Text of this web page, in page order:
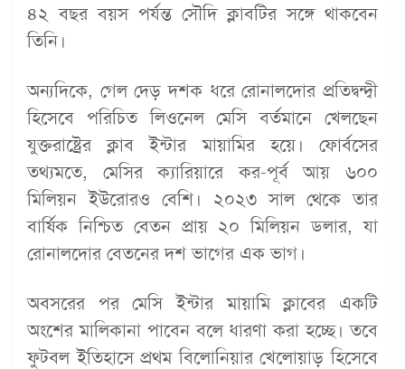
৪২ বছর বয়স পর্যন্ত সৌদি ক্লাবটির সঙ্গে থাকবেন
তিনি।
অন্যদিকে, গেল দেড় দশক ধরে রোনালদোর প্রতিদ্বন্দ্বী
হিসেবে পরিচিত লিওনেল মেসি বর্তমানে খেলছেন
যুক্তরাষ্ট্রের ক্লাব ইন্টার মায়ামির হয়ে। ফোর্বসের
তথ্যমতে, মেসির ক্যারিয়ারে কর-পূর্ব আয় ৬০০
মিলিয়ন ইউরোরও বেশি। ২০২৩ সাল থেকে তার
বার্ষিক নিশ্চিত বেতন প্রায় ২০ মিলিয়ন ডলার, যা
রোনালদোর বেতনের দশ ভাগের এক ভাগ।
অবসরের পর মেসি ইন্টার মায়ামি ক্লাবের একটি
অংশের মালিকানা পাবেন বলে ধারণা করা হচ্ছে। তবে
ফুটবল ইতিহাসে প্রথম বিলোনিয়ার খেলোয়াড় হিসেবে